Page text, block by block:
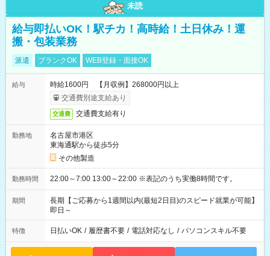
未読
給与即払いOK！駅チカ！高時給！土日休み！運
搬・包装業務
派遣 ブランクOK WEB登録・面接OK
給与
時給1600円 【月収例】268000円以上
交通費別途支給あり
交通費 交通費支給有り
勤務地
名古屋市港区
東海通駅から徒歩5分
その他製造
勤務時間 22:00～7:00 13:00～22:00 ※表記のうち実働8時間です。
期間
長期【ご応募から1週間以内(最短2日目)のスピード就業が可能】
即日～
特徴 日払いOK / 履歴書不要 / 電話対応なし / パソコンスキル不要